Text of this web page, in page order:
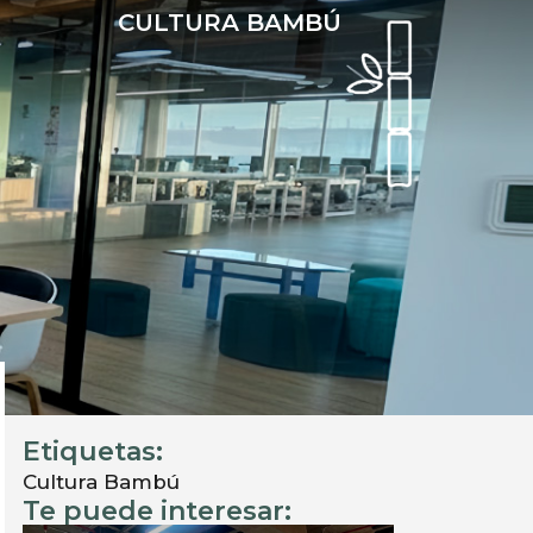
Proyectos COTIZAR
CULTURA BAMBÚ
Etiquetas:
Cultura Bambú
Te puede interesar: